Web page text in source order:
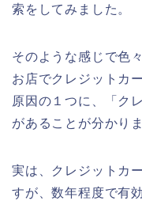
索をしてみました。
そのような感じで色
お店でクレジットカ
原因の１つに、「ク
があることが分かり
実は、クレジットカ
すが、数年程度で有